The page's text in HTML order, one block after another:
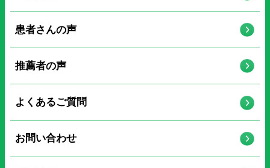
患者さんの声
推薦者の声
よくあるご質問
お問い合わせ